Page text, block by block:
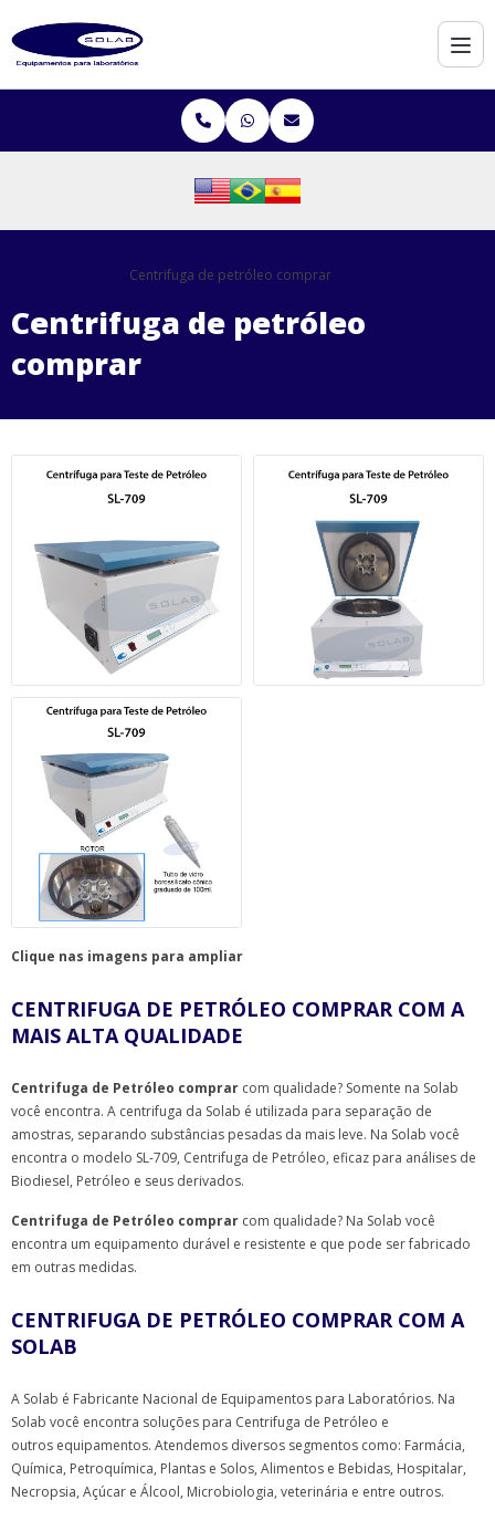
Centrifuga de petróleo comprar
Centrifuga de petróleo
comprar
Clique nas imagens para ampliar
CENTRIFUGA DE PETRÓLEO COMPRAR COM A
MAIS ALTA QUALIDADE
Centrifuga de Petróleo comprar com qualidade? Somente na Solab
você encontra. A centrifuga da Solab é utilizada para separação de
amostras, separando substâncias pesadas da mais leve. Na Solab você
encontra o modelo SL-709, Centrifuga de Petróleo, eficaz para análises de
Biodiesel, Petróleo e seus derivados.
Centrifuga de Petróleo comprar com qualidade? Na Solab você
encontra um equipamento durável e resistente e que pode ser fabricado
em outras medidas.
CENTRIFUGA DE PETRÓLEO COMPRAR COM A
SOLAB
A Solab é Fabricante Nacional de Equipamentos para Laboratórios. Na
Solab você encontra soluções para Centrifuga de Petróleo e
outros equipamentos. Atendemos diversos segmentos como: Farmácia,
Química, Petroquímica, Plantas e Solos, Alimentos e Bebidas, Hospitalar,
Necropsia, Açúcar e Álcool, Microbiologia, veterinária e entre outros.